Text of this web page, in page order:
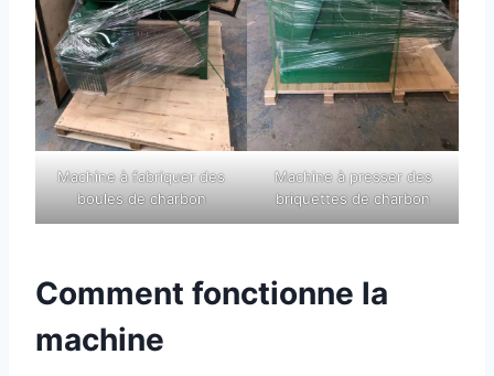
Machine à fabriquer des
boules de charbon
Machine à presser des
briquettes de charbon
Comment fonctionne la
machine